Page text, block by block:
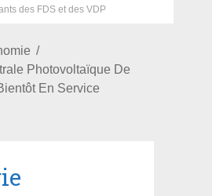
Lamizana
Photovoltaïque De
En Service